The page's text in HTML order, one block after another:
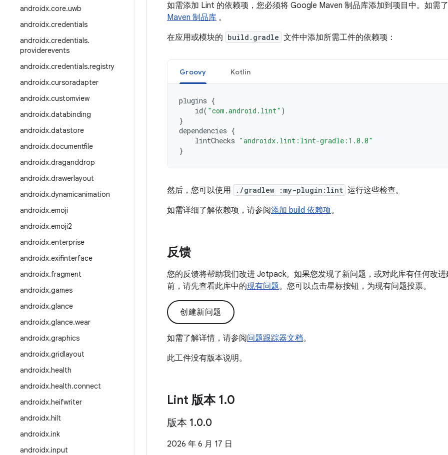
androidx.core.uwb
androidx.credentials
androidx.credentials.
providerevents
androidx.credentials.registry
androidx.cursoradapter
androidx.customview
androidx.databinding
androidx.datastore
androidx.documentfile
androidx.draganddrop
androidx.drawerlayout
androidx.dynamicanimation
androidx.emoji
androidx.emoji2
androidx.enterprise
androidx.exifinterface
androidx.fragment
androidx.games
androidx.glance
androidx.glance.wear
androidx.graphics
androidx.gridlayout
androidx.health
androidx.health.connect
androidx.heifwriter
androidx.hilt
androidx.ink
androidx.input
如需添加 Lint 的依赖项，您必须将 Google Maven 制品库添加到项目中。如需
Maven 制品库 。
在应用或模块的 build.gradle 文件中添加所需工件的依赖项：
Groovy Kotlin
plugins {
id( "com.android.lint" )
}
dependencies {
lintChecks "androidx.lint:lint-gradle:1.0.0"
}
然后，您可以使用 ./gradlew :my-plugin:lint 运行这些检查。
如需详细了解依赖项，请参阅添加 build 依赖项。
反馈
您的反馈将帮助我们改进 Jetpack。如果您发现了新问题，或对此库有任何改
前，请先查看此库中的现有问题。您可以点击星标按钮，为现有问题投票。
创建新问题
如需了解详情，请参阅问题跟踪器文档。
此工件没有版本说明。
Lint 版本 1.0
版本 1.0.0
2026 年 6 月 17 日